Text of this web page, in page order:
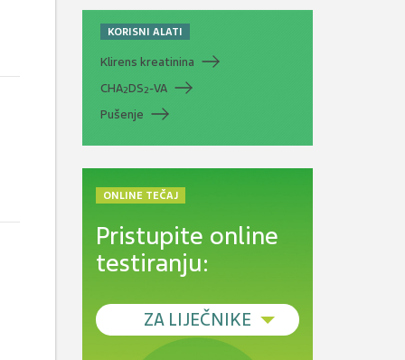
KORISNI ALATI
Klirens kreatinina
CHA2DS2-VA
Pušenje
ONLINE TEČAJ
Pristupite online
testiranju:
ZA LIJEČNIKE